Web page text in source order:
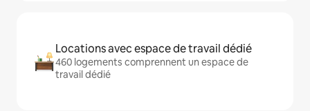
Locations avec espace de travail dédié
460 logements comprennent un espace de
travail dédié